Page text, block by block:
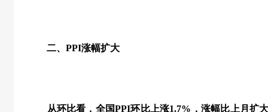
二、 PPI涨幅扩大
从环比看，全国PPI环比上涨1.7% ，涨幅比上月扩